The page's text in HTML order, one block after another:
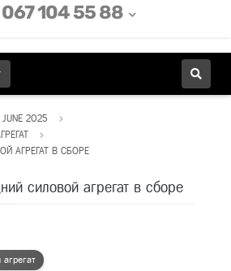
104 55 88
JUNE 2025
АГРЕГАТ В СБОРЕ
силовой агрегат в сборе
агрегат